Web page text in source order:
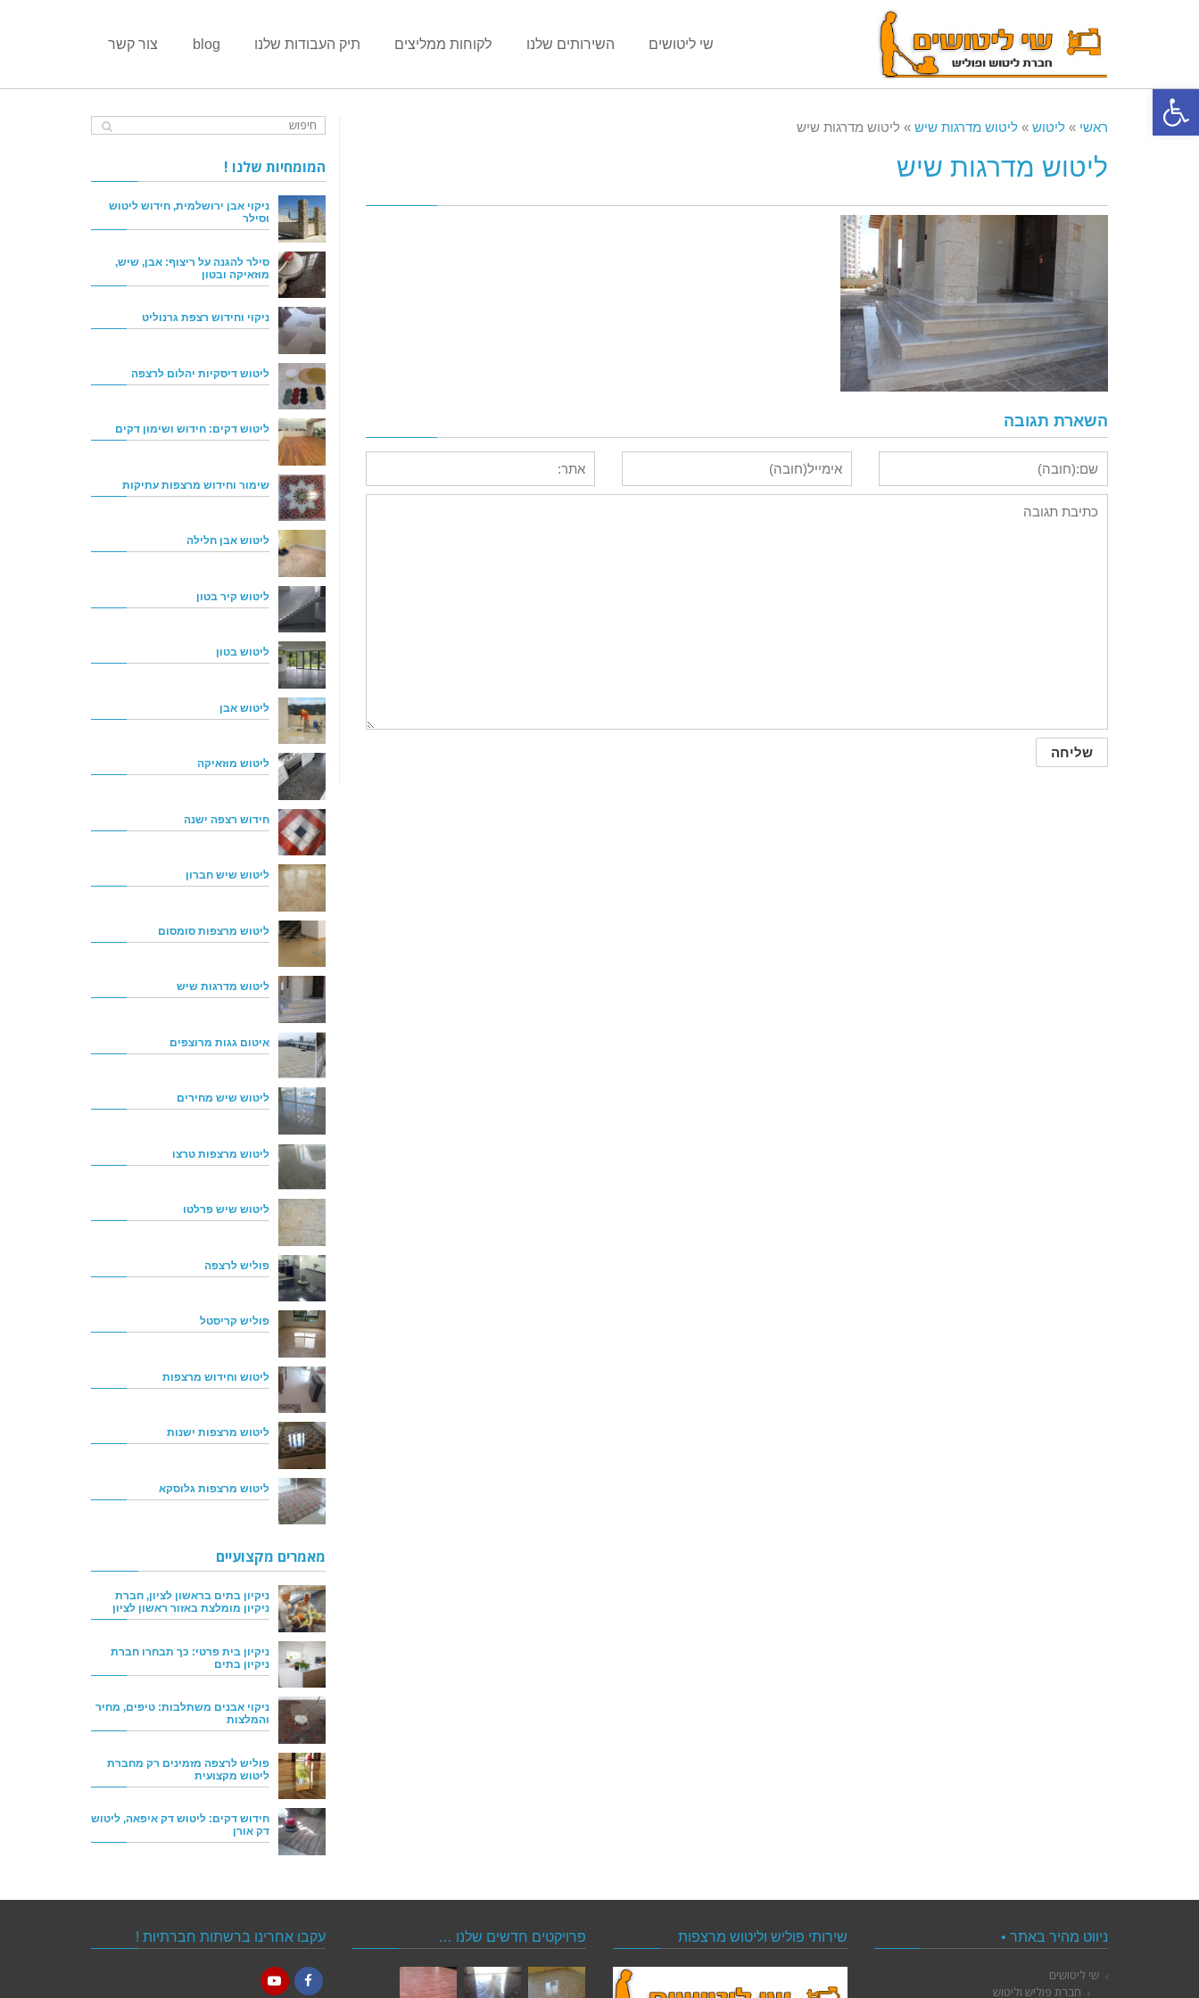
פתח סרגל נגישות
שי ליטושים השירותים שלנו לקוחות ממליצים תיק העבודות שלנו blog צור קשר
ראשי » ליטוש » ליטוש מדרגות שיש » ליטוש מדרגות שיש
ליטוש מדרגות שיש
השארת תגובה
המומחיות שלנו !
ניקוי אבן ירושלמית, חידוש ליטוש
וסילר
סילר להגנה על ריצוף: אבן, שיש,
מוזאיקה ובטון
ניקוי וחידוש רצפת גרנוליט
ליטוש דיסקיות יהלום לרצפה
ליטוש דקים: חידוש ושימון דקים
שימור וחידוש מרצפות עתיקות
ליטוש אבן חלילה
ליטוש קיר בטון
ליטוש בטון
ליטוש אבן
ליטוש מוזאיקה
חידוש רצפה ישנה
ליטוש שיש חברון
ליטוש מרצפות סומסום
ליטוש מדרגות שיש
איטום גגות מרוצפים
ליטוש שיש מחירים
ליטוש מרצפות טרצו
ליטוש שיש פרלטו
פוליש לרצפה
פוליש קריסטל
ליטוש וחידוש מרצפות
ליטוש מרצפות ישנות
ליטוש מרצפות גלוסקא
מאמרים מקצועיים
ניקיון בתים בראשון לציון, חברת
ניקיון מומלצת באזור ראשון לציון
ניקיון בית פרטי: כך תבחרו חברת
ניקיון בתים
ניקוי אבנים משתלבות: טיפים, מחיר
והמלצות
פוליש לרצפה מזמינים רק מחברת
ליטוש מקצועית
חידוש דקים: ליטוש דק איפאה, ליטוש
דק אורן
ניווט מהיר באתר •
שי ליטושים
חברת פוליש וליטוש
שירותי פוליש וליטוש מרצפות פרויקטים חדשים שלנו … עקבו אחרינו ברשתות חברתיות !